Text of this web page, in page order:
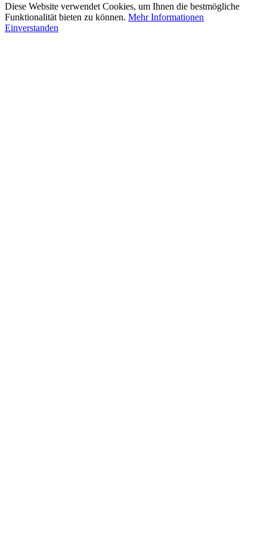
Diese Website verwendet Cookies, um Ihnen die bestmögliche
Funktionalität bieten zu können. Mehr Informationen
Einverstanden